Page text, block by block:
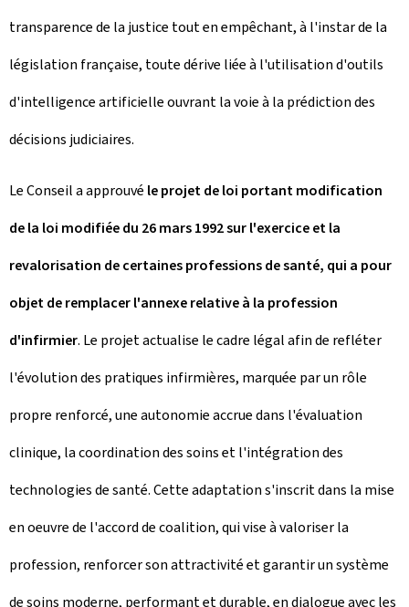
transparence de la justice tout en empêchant, à l'instar de la
législation française, toute dérive liée à l'utilisation d'outils
d'intelligence artificielle ouvrant la voie à la prédiction des
décisions judiciaires.
Le Conseil a approuvé le projet de loi portant modification
de la loi modifiée du 26 mars 1992 sur l'exercice et la
revalorisation de certaines professions de santé, qui a pour
objet de remplacer l'annexe relative à la profession
d'infirmier. Le projet actualise le cadre légal afin de refléter
l'évolution des pratiques infirmières, marquée par un rôle
propre renforcé, une autonomie accrue dans l'évaluation
clinique, la coordination des soins et l'intégration des
technologies de santé. Cette adaptation s'inscrit dans la mise
en oeuvre de l'accord de coalition, qui vise à valoriser la
profession, renforcer son attractivité et garantir un système
de soins moderne, performant et durable, en dialogue avec les